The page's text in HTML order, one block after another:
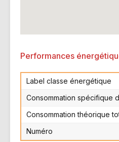
Performances
Label classe énergétique
Consommation spécifique
Consommation théorique
Numéro